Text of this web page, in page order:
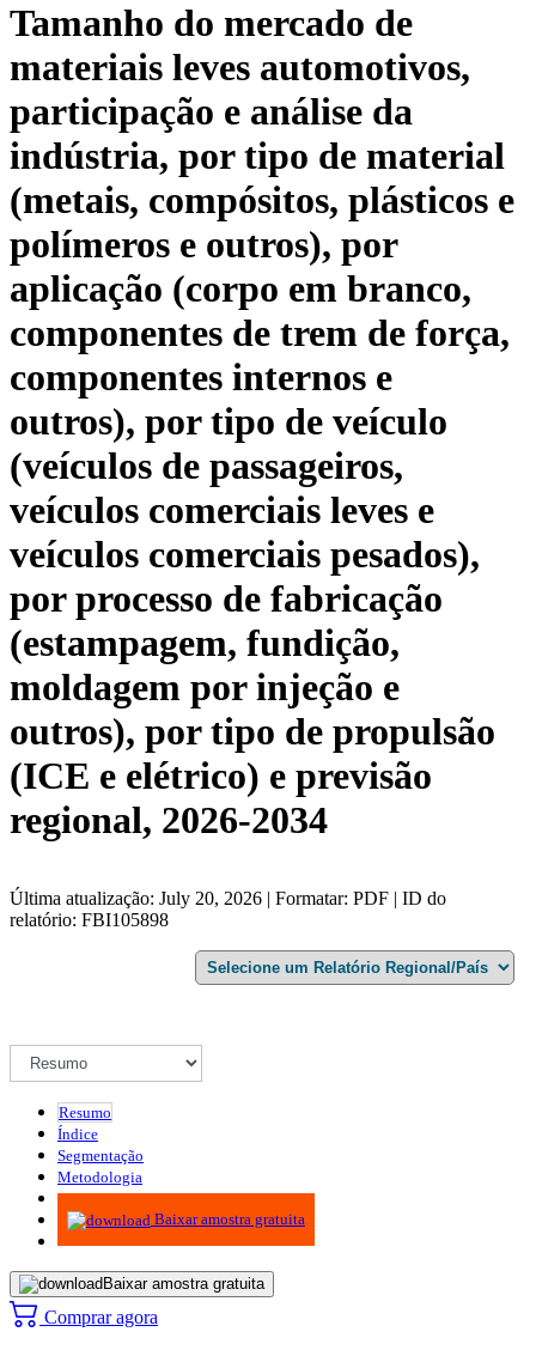
Tamanho do mercado de
materiais leves automotivos,
participação e análise da
indústria, por tipo de material
(metais, compósitos, plásticos e
polímeros e outros), por
aplicação (corpo em branco,
componentes de trem de força,
componentes internos e
outros), por tipo de veículo
(veículos de passageiros,
veículos comerciais leves e
veículos comerciais pesados),
por processo de fabricação
(estampagem, fundição,
moldagem por injeção e
outros), por tipo de propulsão
(ICE e elétrico) e previsão
regional, 2026-2034
Última atualização: July 20, 2026 | Formatar: PDF | ID do
relatório: FBI105898
Resumo
Índice
Segmentação
Metodologia
Infográficos
Baixar amostra gratuita
Baixar amostra gratuita
Comprar agora